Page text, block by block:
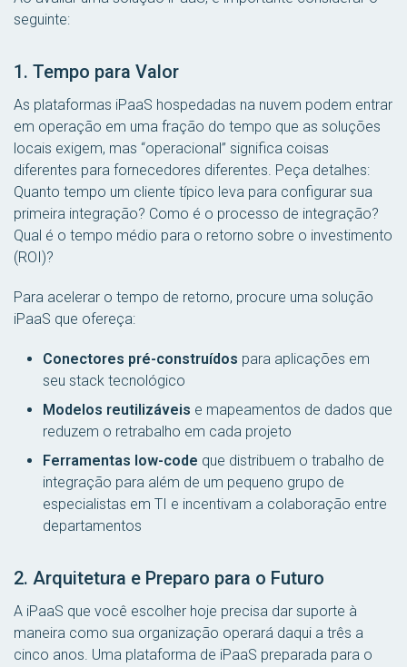
seguinte:
1. Tempo para Valor
As plataformas iPaaS hospedadas na nuvem podem entrar
em operação em uma fração do tempo que as soluções
locais exigem, mas “operacional” significa coisas
diferentes para fornecedores diferentes. Peça detalhes:
Quanto tempo um cliente típico leva para configurar sua
primeira integração? Como é o processo de integração?
Qual é o tempo médio para o retorno sobre o investimento
(ROI)?
Para acelerar o tempo de retorno, procure uma solução
iPaaS que ofereça:
Conectores pré-construídos para aplicações em
seu stack tecnológico
Modelos reutilizáveis e mapeamentos de dados que
reduzem o retrabalho em cada projeto
Ferramentas low-code que distribuem o trabalho de
integração para além de um pequeno grupo de
especialistas em TI e incentivam a colaboração entre
departamentos
2. Arquitetura e Preparo para o Futuro
A iPaaS que você escolher hoje precisa dar suporte à
maneira como sua organização operará daqui a três a
cinco anos. Uma plataforma de iPaaS preparada para o